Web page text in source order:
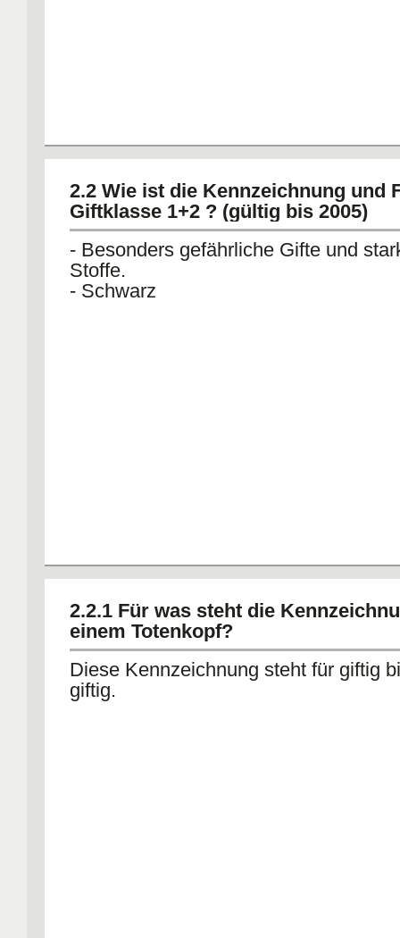
2.2 Wie ist die Kennzeichnung und
Giftklasse 1+2 ? (gültig bis 2005)
- Besonders gefährliche Gifte und
Stoffe.
- Schwarz
2.2.1 Für was steht die
einem Totenkopf?
Diese Kennzeichnung steht für giftig
giftig.